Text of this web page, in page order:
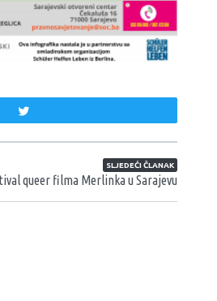
SLJEDEĆI ČLANAK
queer filma Merlinka u Sarajevu